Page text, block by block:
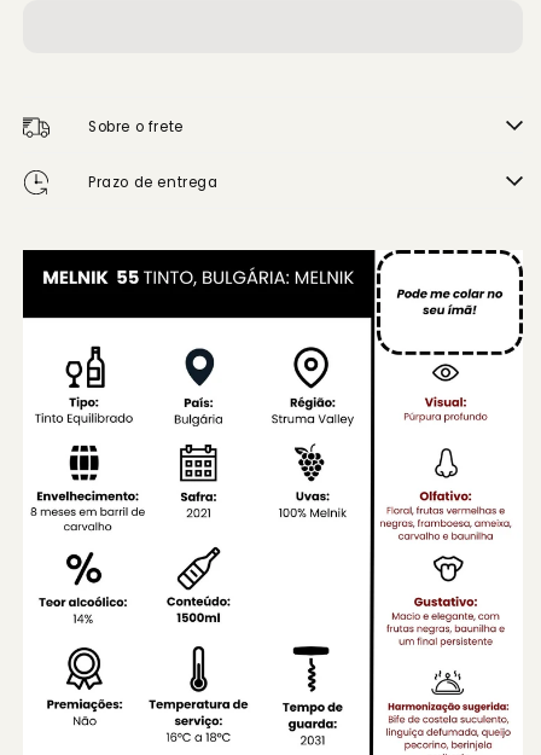
1.5L
1.5L
Sobre o frete
Prazo de entrega